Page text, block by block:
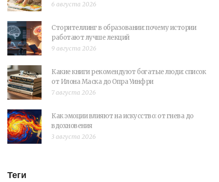
6 августа 2026
Сторителлинг в образовании: почему истории
работают лучше лекций
9 августа 2026
Какие книги рекомендуют богатые люди: список
от Илона Маска до Опра Уинфри
7 августа 2026
Как эмоции влияют на искусство: от гнева до
вдохновения
3 августа 2026
Теги